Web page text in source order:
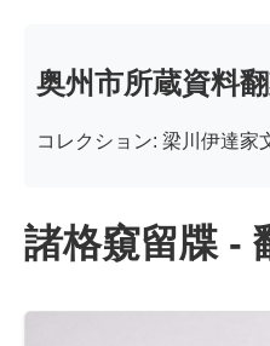
奥州市所蔵資料
コレクション: 梁川伊達家
諸格窺留牒 -